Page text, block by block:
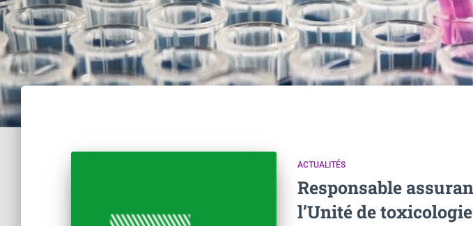
ACTUALITÉS
Responsable
l’Unité de